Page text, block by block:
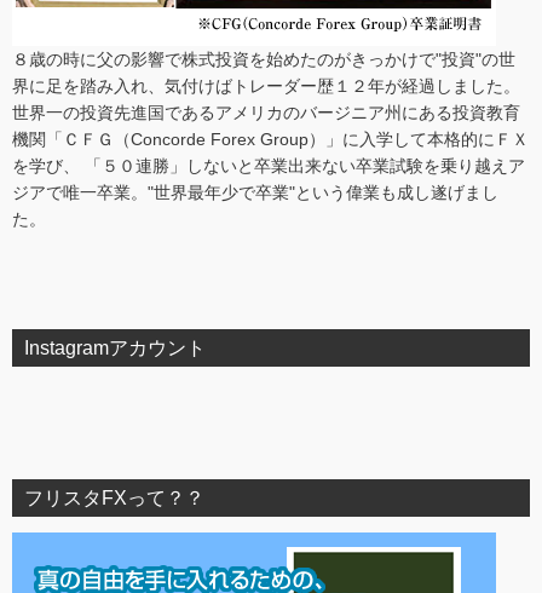
８歳の時に父の影響で株式投資を始めたのがきっかけで"投資"の世
界に足を踏み入れ、気付けばトレーダー歴１２年が経過しました。
世界一の投資先進国であるアメリカのバージニア州にある投資教育
機関「ＣＦＧ（Concorde Forex Group）」に入学して本格的にＦＸ
を学び、 「５０連勝」しないと卒業出来ない卒業試験を乗り越えア
ジアで唯一卒業。"世界最年少で卒業"という偉業も成し遂げまし
た。
Instagramアカウント
フリスタFXって？？